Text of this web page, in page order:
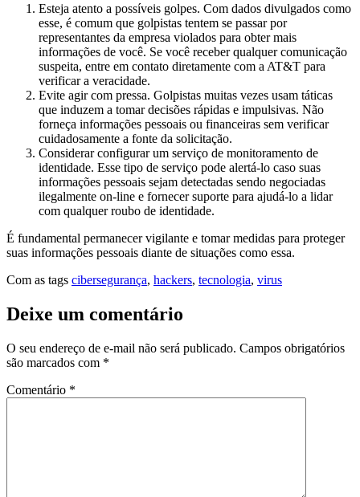
Esteja atento a possíveis golpes. Com dados divulgados como
esse, é comum que golpistas tentem se passar por
representantes da empresa violados para obter mais
informações de você. Se você receber qualquer comunicação
suspeita, entre em contato diretamente com a AT&T para
verificar a veracidade.
Evite agir com pressa. Golpistas muitas vezes usam táticas
que induzem a tomar decisões rápidas e impulsivas. Não
forneça informações pessoais ou financeiras sem verificar
cuidadosamente a fonte da solicitação.
Considerar configurar um serviço de monitoramento de
identidade. Esse tipo de serviço pode alertá-lo caso suas
informações pessoais sejam detectadas sendo negociadas
ilegalmente on-line e fornecer suporte para ajudá-lo a lidar
com qualquer roubo de identidade.
É fundamental permanecer vigilante e tomar medidas para proteger
suas informações pessoais diante de situações como essa.
Com as tags cibersegurança, hackers, tecnologia, virus
Deixe um comentário
O seu endereço de e-mail não será publicado. Campos obrigatórios
são marcados com *
Comentário *